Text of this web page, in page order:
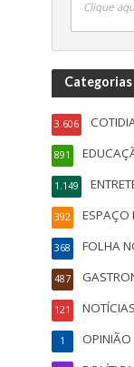
Clique
Categorias
3.606
891
1.149
ESPAÇO
392
FOLHA
368
487
121
OPINIÃO
1